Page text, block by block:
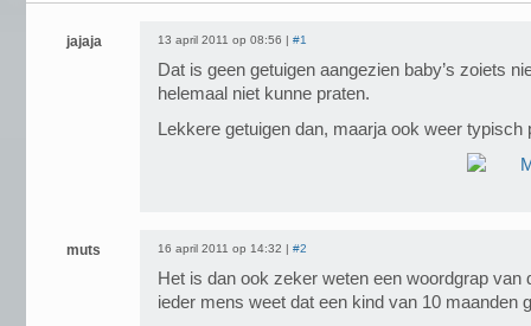
jajaja 13 april 2011 op 08:56 | #1
Dat is geen getuigen aangezien baby’s zoiets
helemaal niet kunne praten.
Lekkere getuigen dan, maarja ook weer typisch
muts 16 april 2011 op 14:32 | #2
Het is dan ook zeker weten een woordgrap
ieder mens weet dat een kind van 10 maanden